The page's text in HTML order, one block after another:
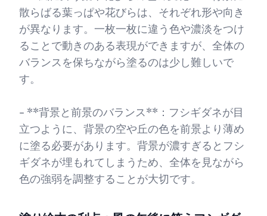
散らばる葉っぱや花びらは、それぞれ形や向き
が異なります。一枚一枚に違う色や濃淡をつけ
ることで動きのある表現ができますが、全体の
バランスを保ちながら塗るのは少し難しいで
す。
- **背景と前景のバランス**：フシギダネが目
立つように、背景の空や丘の色を前景より薄め
に塗る必要があります。背景が濃すぎるとフシ
ギダネが埋もれてしまうため、全体を見ながら
色の強弱を調整することが大切です。